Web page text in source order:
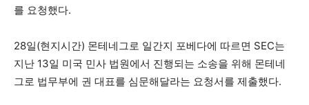
를 요청했다.
28일(현지시간) 몬테네그로 일간지 포베다에 따르면 SEC는
지난 13일 미국 민사 법원에서 진행되는 소송을 위해 몬테네
그로 법무부에 권 대표를 심문해달라는 요청서를 제출했다.